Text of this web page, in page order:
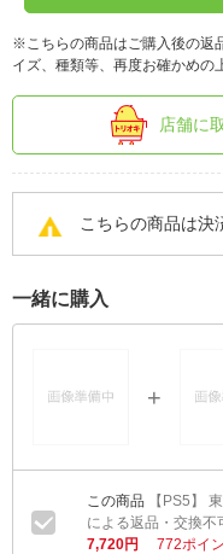
※こちらの商品はご購入後の返
イズ、種類等、再度お確かめの
店舗に
こちらの商品は決
一緒に購入
【PS5】
による返品・交換不
7,720円
772ポイ